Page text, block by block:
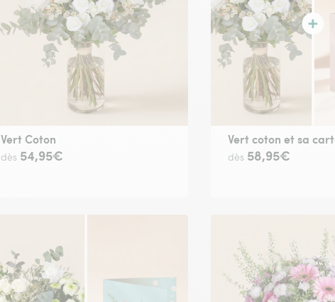
Vert Coton
dès 54,95€
Vert coton et sa
dès 58,95€